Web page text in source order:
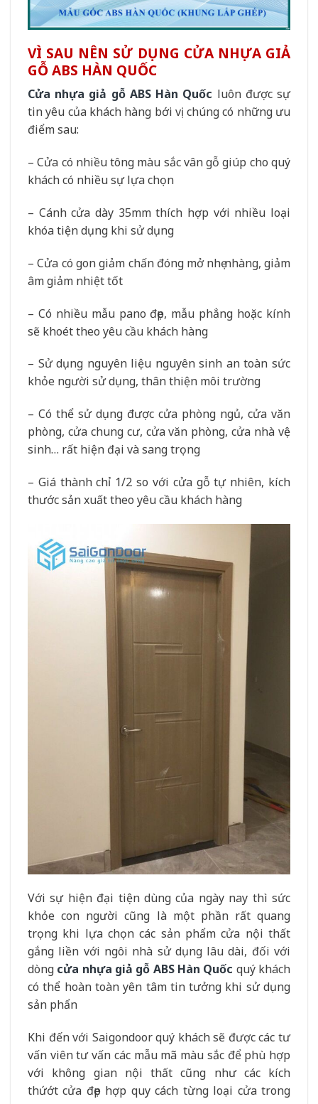
VÌ SAU NÊN SỬ DỤNG CỬA NHỰA GIẢ
GỖ ABS HÀN QUỐC
Cửa nhựa giả gỗ ABS Hàn Quốc luôn được sự
tin yêu của khách hàng bới vị chúng có những ưu
điểm sau:
– Cửa có nhiều tông màu sắc vân gỗ giúp cho quý
khách có nhiều sự lựa chọn
– Cánh cửa dày 35mm thích hợp với nhiều loại
khóa tiện dụng khi sử dụng
– Cửa có gon giảm chấn đóng mở nhẹ nhàng, giảm
âm giảm nhiệt tốt
– Có nhiều mẫu pano đẹp, mẫu phẳng hoặc kính
sẽ khoét theo yêu cầu khách hàng
– Sử dụng nguyên liệu nguyên sinh an toàn sức
khỏe người sử dụng, thân thiện môi trường
– Có thể sử dụng được cửa phòng ngủ, cửa văn
phòng, cửa chung cư, cửa văn phòng, cửa nhà vệ
sinh… rất hiện đại và sang trọng
– Giá thành chỉ 1/2 so với cửa gỗ tự nhiên, kích
thước sản xuất theo yêu cầu khách hàng
Với sự hiện đại tiện dùng của ngày nay thì sức
khỏe con người cũng là một phần rất quang
trọng khi lựa chọn các sản phẩm cửa nội thất
gắng liền với ngôi nhà sử dụng lâu dài, đối với
dòng cửa nhựa giả gỗ ABS Hàn Quốc quý khách
có thể hoàn toàn yên tâm tin tưởng khi sử dụng
sản phẩn
Khi đến với Saigondoor quý khách sẽ được các tư
vấn viên tư vấn các mẫu mã màu sắc để phù hợp
với không gian nội thất cũng như các kích
thứớt cửa đẹp hợp quy cách từng loại cửa trong